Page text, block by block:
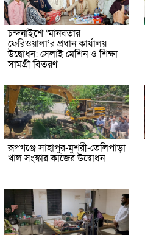
চন্দনাইশে ‘মানবতার
ফেরিওয়ালা’র প্রধান কার্যালয়
উদ্বোধন: সেলাই মেশিন ও শিক্ষা
সামগ্রী বিতরণ
রূপগঞ্জে সাহাপুর-মুশরী-তেলিপাড়া
খাল সংস্কার কাজের উদ্বোধন